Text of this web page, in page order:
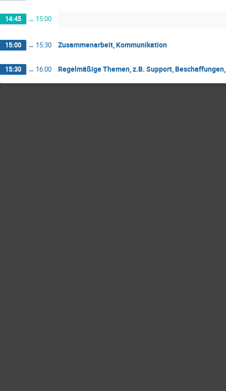
14:45 → 15:00
15:00 → 15:30 Zusammenarbeit, Kommunikation
15:30 → 16:00 Regelmäßige Themen, z.B. Support,